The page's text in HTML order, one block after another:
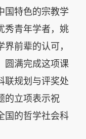
国特色的宗教学
秀青年学者，姚
前辈的认可，
圆满完成这项课
联规划与评奖处
的立项表示祝
国的哲学社会科